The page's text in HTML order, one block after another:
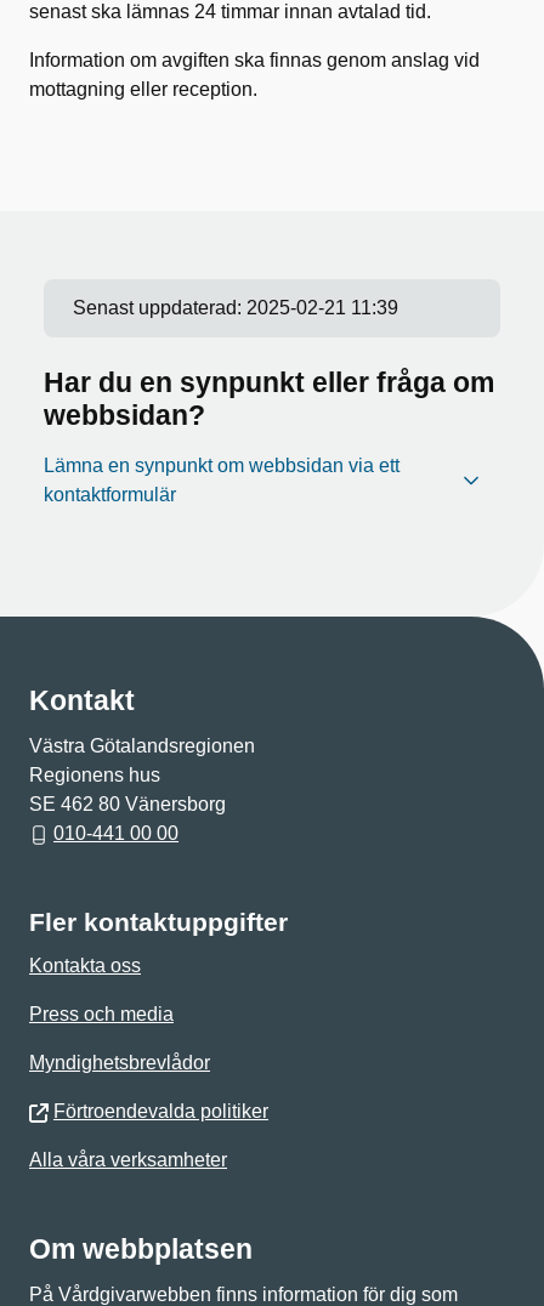
senast ska lämnas 24 timmar innan avtalad tid.
Information om avgiften ska finnas genom anslag vid
mottagning eller reception.
Senast uppdaterad: 2025-02-21 11:39
Har du en synpunkt eller fråga om
webbsidan?
Lämna en synpunkt om webbsidan via ett
kontaktformulär
Kontakt
Västra Götalandsregionen
Regionens hus
SE 462 80 Vänersborg
010-441 00 00
Fler kontaktuppgifter
Kontakta oss
Press och media
Myndighetsbrevlådor
Förtroendevalda politiker
Alla våra verksamheter
Om webbplatsen
På Vårdgivarwebben finns information för dig som